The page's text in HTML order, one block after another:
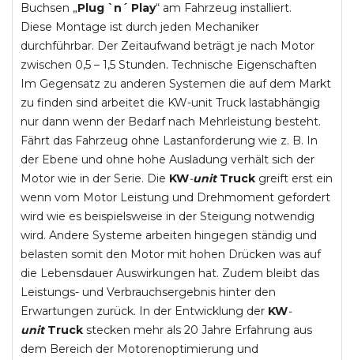
Buchsen „Plug `n´ Play“ am Fahrzeug installiert.
Diese Montage ist durch jeden Mechaniker
durchführbar. Der Zeitaufwand beträgt je nach Motor
zwischen 0,5 – 1,5 Stunden. Technische Eigenschaften
Im Gegensatz zu anderen Systemen die auf dem Markt
zu finden sind arbeitet die KW-unit Truck lastabhängig
nur dann wenn der Bedarf nach Mehrleistung besteht.
Fährt das Fahrzeug ohne Lastanforderung wie z. B. In
der Ebene und ohne hohe Ausladung verhält sich der
Motor wie in der Serie. Die KW-unit Truck greift erst ein
wenn vom Motor Leistung und Drehmoment gefordert
wird wie es beispielsweise in der Steigung notwendig
wird. Andere Systeme arbeiten hingegen ständig und
belasten somit den Motor mit hohen Drücken was auf
die Lebensdauer Auswirkungen hat. Zudem bleibt das
Leistungs- und Verbrauchsergebnis hinter den
Erwartungen zurück. In der Entwicklung der KW-
unit Truck stecken mehr als 20 Jahre Erfahrung aus
dem Bereich der Motorenoptimierung und